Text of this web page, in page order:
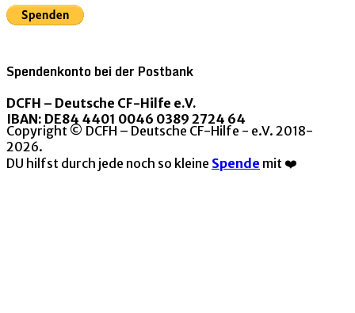
Spendenkonto bei der Postbank
DCFH – Deutsche CF-Hilfe e.V.
IBAN: DE84 4401 0046 0389 2724 64
Copyright © DCFH – Deutsche CF-Hilfe - e.V. 2018-
2026.
DU hilfst durch jede noch so kleine Spende mit ❤️